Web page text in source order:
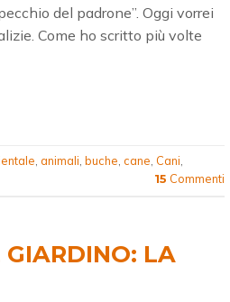
del padrone”. Oggi vorrei
Come ho scritto più volte
animali buche cane Cani
15 Commenti
GIARDINO: LA